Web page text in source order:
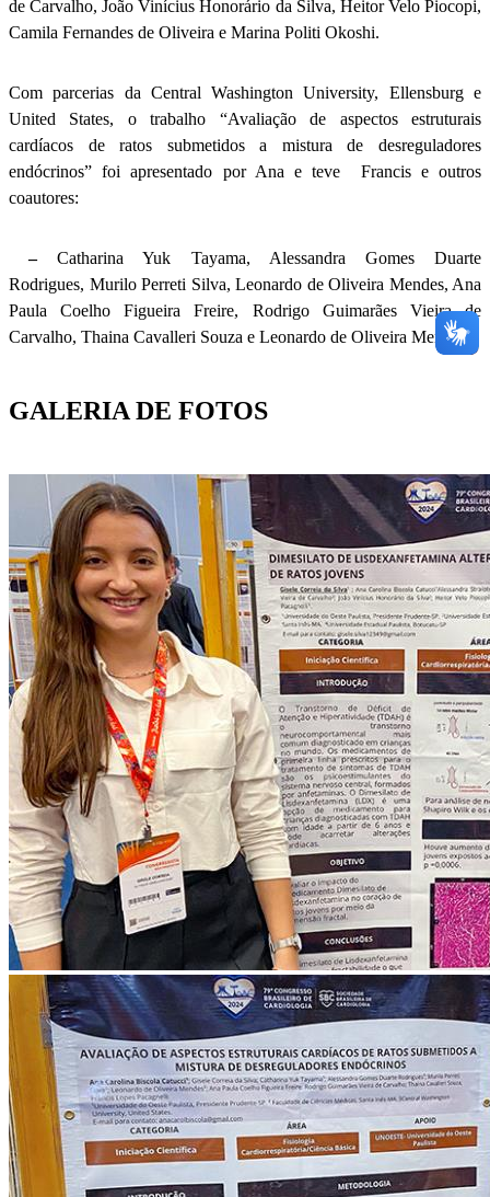
de Carvalho, João Vinícius Honorário da Silva, Heitor Velo Piocopi,
Camila Fernandes de Oliveira e Marina Politi Okoshi.
Com parcerias da Central Washington University, Ellensburg e
United States, o trabalho “Avaliação de aspectos estruturais
cardíacos de ratos submetidos a mistura de desreguladores
endócrinos” foi apresentado por Ana e teve Francis e outros
coautores:
–Catharina Yuk Tayama, Alessandra Gomes Duarte
Rodrigues, Murilo Perreti Silva, Leonardo de Oliveira Mendes, Ana
Paula Coelho Figueira Freire, Rodrigo Guimarães Vieira de
Carvalho, Thaina Cavalleri Souza e Leonardo de Oliveira Mendes.
GALERIA DE FOTOS